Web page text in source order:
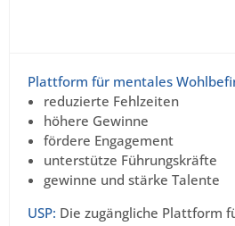
Plattform für mentales
reduzierte Fehlzeiten
höhere Gewinne
fördere Engagement
unterstütze Führungskräfte
gewinne und stärke Talente
USP: Die zugängliche Plattform